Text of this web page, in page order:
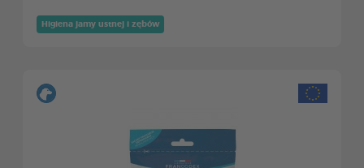
Higiena jamy ustnej i zębów